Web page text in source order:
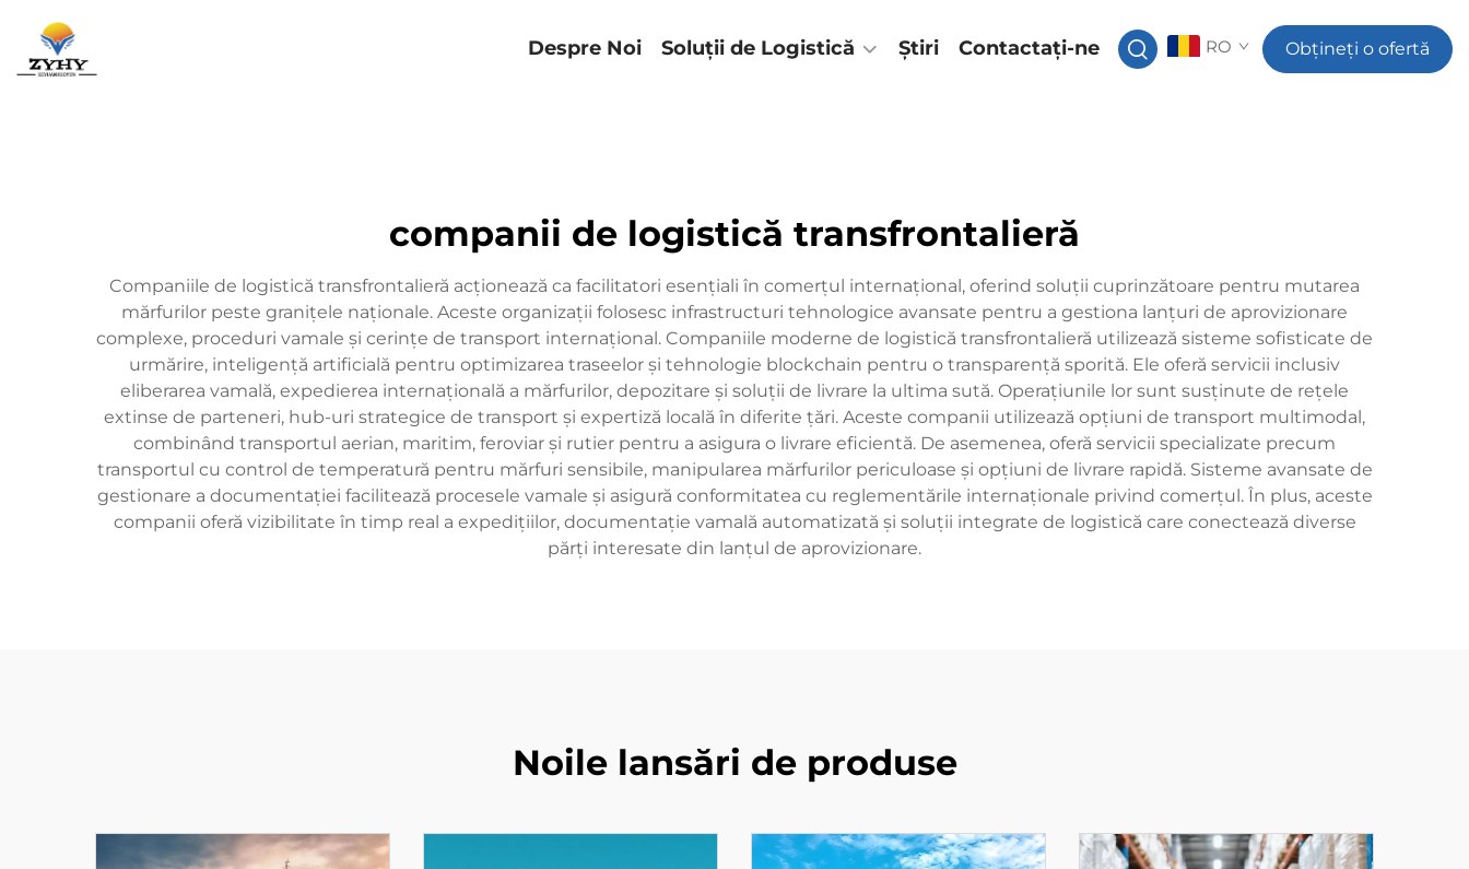
Despre Noi Soluții de Logistică Știri Contactați-ne RO Obțineți o ofertă
companii de logistică transfrontalieră
Companiile de logistică transfrontalieră acționează ca facilitatori esențiali în comerțul internațional, oferind soluții cuprinzătoare pentru mutarea
mărfurilor peste granițele naționale. Aceste organizații folosesc infrastructuri tehnologice avansate pentru a gestiona lanțuri de aprovizionare
complexe, proceduri vamale și cerințe de transport internațional. Companiile moderne de logistică transfrontalieră utilizează sisteme sofisticate de
urmărire, inteligență artificială pentru optimizarea traseelor și tehnologie blockchain pentru o transparență sporită. Ele oferă servicii inclusiv
eliberarea vamală, expedierea internațională a mărfurilor, depozitare și soluții de livrare la ultima sută. Operațiunile lor sunt susținute de rețele
extinse de parteneri, hub-uri strategice de transport și expertiză locală în diferite țări. Aceste companii utilizează opțiuni de transport multimodal,
combinând transportul aerian, maritim, feroviar și rutier pentru a asigura o livrare eficientă. De asemenea, oferă servicii specializate precum
transportul cu control de temperatură pentru mărfuri sensibile, manipularea mărfurilor periculoase și opțiuni de livrare rapidă. Sisteme avansate de
gestionare a documentației facilitează procesele vamale și asigură conformitatea cu reglementările internaționale privind comerțul. În plus, aceste
companii oferă vizibilitate în timp real a expedițiilor, documentație vamală automatizată și soluții integrate de logistică care conectează diverse
părți interesate din lanțul de aprovizionare.
Noile lansări de produse